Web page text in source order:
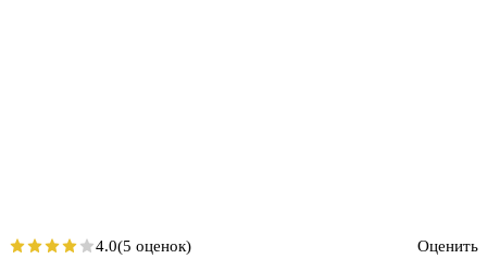
4.0(5 оценок)
Оценить